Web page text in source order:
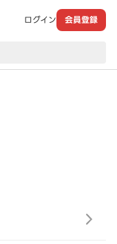
ログイン 会員登録